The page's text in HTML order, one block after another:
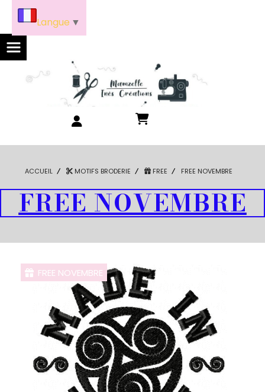
ACCUEIL MOTIFS BRODERIE FREE FREE NOVEMBRE
FREE NOVEMBRE
FREE NOVEMBRE
Langue ▼